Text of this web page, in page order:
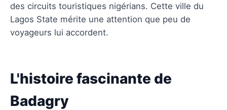
des circuits touristiques nigérians. Cette ville du
Lagos State mérite une attention que peu de
voyageurs lui accordent.
L'histoire fascinante de
Badagry